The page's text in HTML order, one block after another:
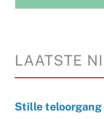
LAATSTE
Stille teloorgang